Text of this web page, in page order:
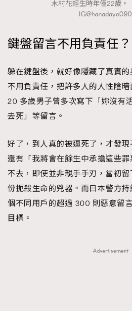
木村花輕生時年僅22歲。
鍵盤留言不用負責任？
躲在鍵盤後，就好像隱藏了真實
不用負責任，把許多人的人性陰
20 多歲男子曾多次寫下「妳沒有
去死」等留言。
好了，到人真的被逼死了，才發現
還有「我將會在餘生中承擔這些
不去，即使並非親手手刃，當初
份扼殺生命的兇器。而日本警方
個不同用戶的超過 300 則惡意留
目標。
Advertisement